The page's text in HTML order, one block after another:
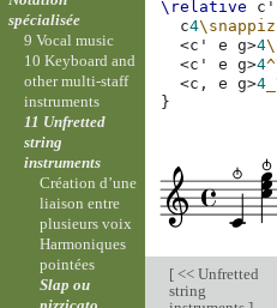
\relative c'
c4
<c' e g>4
<c' e g>4
<c, e g>4
}
[<< Unfretted
string
spécialisée
9 Vocal music
10 Keyboard and
other multi-staff
instruments
11 Unfretted
string
instruments
Création d’une
liaison entre
plusieurs voix
Harmoniques
pointées
Slap ou